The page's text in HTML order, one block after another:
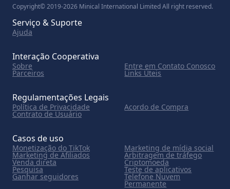
Copyright© 2019-2026 Minical International Limited All right reserved.
Serviço & Suporte
Ajuda
Interação Cooperativa
Sobre Entre em Contato Conosco
Parceiros Links Úteis
Regulamentações Legais
Política de Privacidade Acordo de Compra
Contrato de Usuário
Casos de uso
Monetização do TikTok Marketing de mídia social
Marketing de Afiliados Arbitragem de tráfego
Venda direta Criptomoeda
Pesquisa Teste de aplicativos
Ganhar seguidores Telefone Nuvem
Permanente